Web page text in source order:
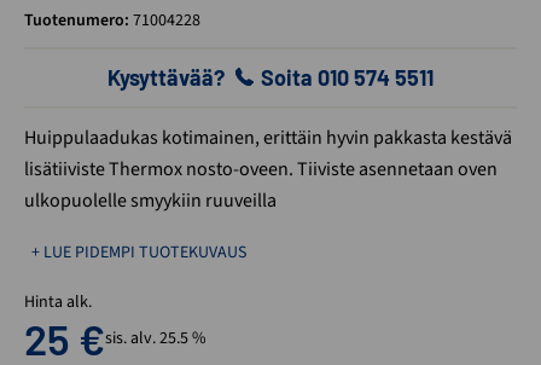
Tuotenumero: 71004228
Kysyttävää? Soita 010 574 5511
Huippulaadukas kotimainen, erittäin hyvin pakkasta kestävä
lisätiiviste Thermox nosto-oveen. Tiiviste asennetaan oven
ulkopuolelle smyykiin ruuveilla
+ LUE PIDEMPI TUOTEKUVAUS
Hinta alk.
25 €sis. alv. 25.5 %